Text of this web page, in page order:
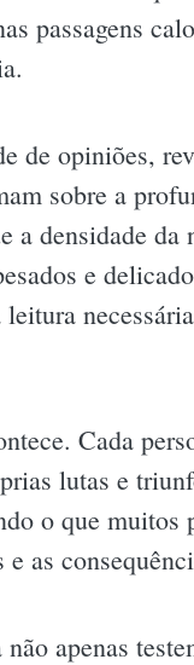
passagens
de opiniões,
sobre a
densidade da
e
leitura
Cada
lutas e
o que
as
apenas